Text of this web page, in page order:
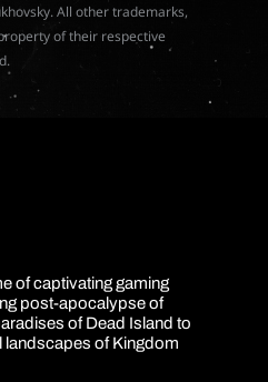
of captivating gaming
post-apocalypse of
of Dead Island to
landscapes of Kingdom
All other trademarks,
of their respective